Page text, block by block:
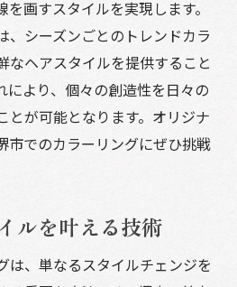
画すスタイルを実現します。
、シーズンごとのトレンドカラ
なヘアスタイルを提供すること
により、個々の創造性を日々の
とが可能となります。オリジナ
市でのカラーリングにぜひ挑戦
ルを叶える技術
は、単なるスタイルチェンジを